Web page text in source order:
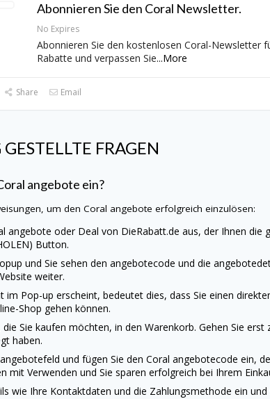
Abonnieren Sie den Coral Newsletter.
No Expires
Abonnieren Sie den kostenlosen Coral-Newsletter
Rabatte und verpassen Sie...More
Share Email
FRAGEN
angebote ein?
um den Coral angebote erfolgreich einzulösen:
angebote oder Deal von DieRabatt.de aus, der Ihnen die
Button.
und Sie sehen den angebotecode und die
weiter.
im Pop-up erscheint, bedeutet dies, dass Sie einen
Shop gehen können.
Sie kaufen möchten, in den Warenkorb. Gehen Sie
haben.
und fügen Sie den Coral angebotecode ein,
mit Verwenden und Sie sparen erfolgreich bei Ihrem
wie Ihre Kontaktdaten und die Zahlungsmethode ein und